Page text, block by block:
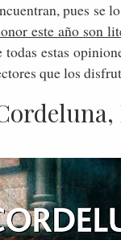
pues se
este año son
todas estas
que los